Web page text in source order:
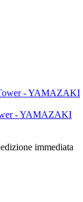
- YAMAZAKI
- YAMAZAKI
immediata